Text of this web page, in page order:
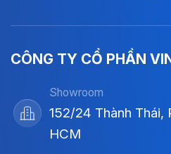
CÔNG TY CỔ PHẦN
Showroom
152/24 Thành Thái,
HCM